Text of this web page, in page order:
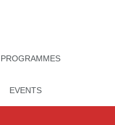
PROGRAMMES
EVENTS